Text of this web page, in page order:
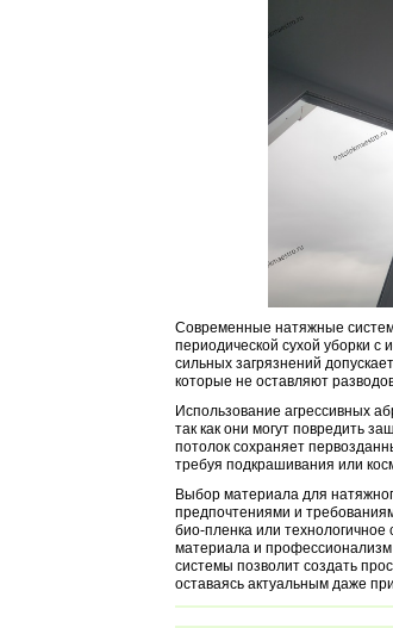
Современные натяжные
периодической сухой уборки
сильных загрязнений
которые не оставляют
Использование агрессивных
так как они могут повредить
потолок сохраняет
требуя подкрашивания или
Выбор материала для
предпочтениями и
био-пленка или
материала и
системы позволит создать
оставаясь актуальным даже